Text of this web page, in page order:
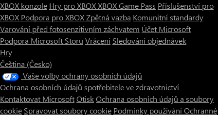
XBOX konzole Hry pro XBOXXBOX Game Pass Příslušenství pro
XBOX Podpora pro XBOXZpětná vazba Komunitní standardy
Varování před fotosenzitivním záchvatem Účet Microsoft
Podpora Microsoft Storu Vrácení Sledování objednávek
Hry
Čeština (Česko)
Vaše volby ochrany osobních údajů
Ochrana osobních údajů spotřebitele ve zdravotnictví
Kontaktovat MicrosoftOtiskOchrana osobních údajů a soubory
cookie Spravovat soubory cookie Podmínky používáníOchranné